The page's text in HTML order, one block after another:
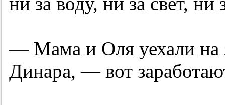
— Мама и Оля уехали на
Динара, — вот